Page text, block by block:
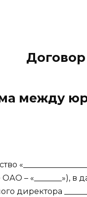
Договор
между
– «_______»),
директора